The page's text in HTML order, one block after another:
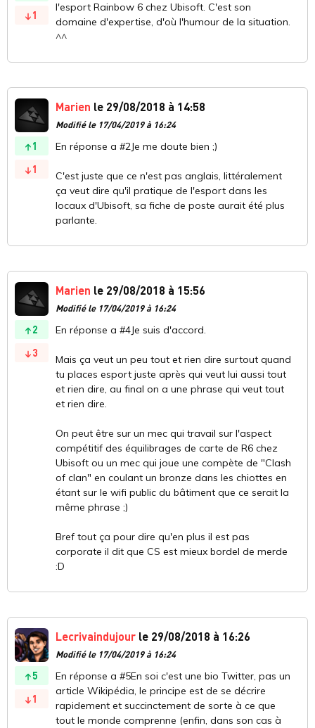
1
l'esport Rainbow 6 chez Ubisoft. C'est son
domaine d'expertise, d'où l'humour de la situation.
^^
1
1
Marien le 29/08/2018 à 14:58
Modifié le 17/04/2019 à 16:24
En réponse a #2Je me doute bien ;)
C'est juste que ce n'est pas anglais, littéralement
ça veut dire qu'il pratique de l'esport dans les
locaux d'Ubisoft, sa fiche de poste aurait été plus
parlante.
2
3
Marien le 29/08/2018 à 15:56
Modifié le 17/04/2019 à 16:24
En réponse a #4Je suis d'accord.
Mais ça veut un peu tout et rien dire surtout quand
tu places esport juste après qui veut lui aussi tout
et rien dire, au final on a une phrase qui veut tout
et rien dire.
On peut être sur un mec qui travail sur l'aspect
compétitif des équilibrages de carte de R6 chez
Ubisoft ou un mec qui joue une compète de "Clash
of clan" en coulant un bronze dans les chiottes en
étant sur le wifi public du bâtiment que ce serait la
même phrase ;)
Bref tout ça pour dire qu'en plus il est pas
corporate il dit que CS est mieux bordel de merde
:D
5
1
Lecrivaindujour le 29/08/2018 à 16:26
Modifié le 17/04/2019 à 16:24
En réponse a #5En soi c'est une bio Twitter, pas un
article Wikipédia, le principe est de se décrire
rapidement et succinctement de sorte à ce que
tout le monde comprenne (enfin, dans son cas à